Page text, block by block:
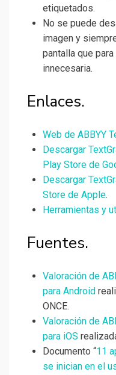
etiquetados.
No se puede
imagen y
pantalla que
innecesaria.
Enlaces.
Web de ABBYY
Descargar
Play Store de
Descargar
Store de Apple.
Herramientas y
Fuentes.
Valoración de
para Android
ONCE.
Valoración de
para iOS
Documento “11
se inician en el